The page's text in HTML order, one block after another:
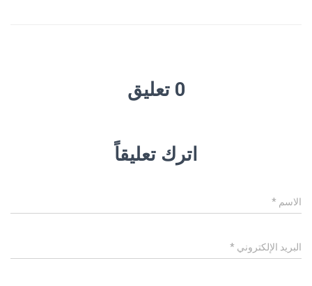
0 تعليق
اترك تعليقاً
الاسم *
البريد الإلكتروني *